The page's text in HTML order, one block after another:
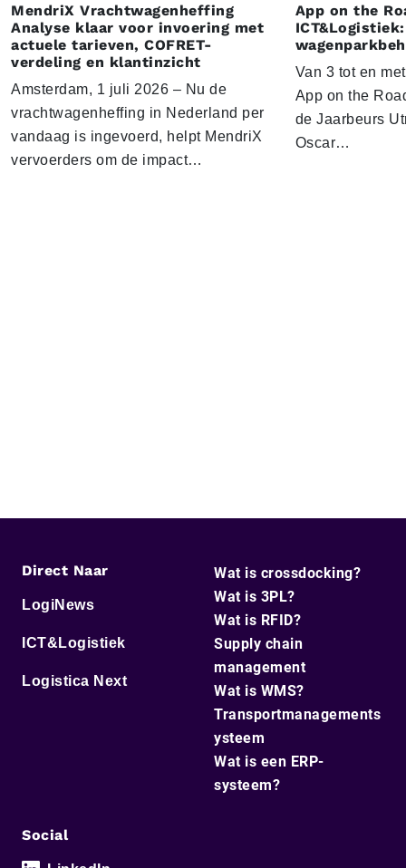
MendriX Vrachtwagenheffing
Analyse klaar voor invoering met
actuele tarieven, COFRET-
verdeling en klantinzicht
Amsterdam, 1 juli 2026 – Nu de
vrachtwagenheffing in Nederland per
vandaag is ingevoerd, helpt MendriX
vervoerders om de impact…
App on the
Van 3 tot en
App on the
de Jaarbeurs
Oscar…
Direct Naar
LogiNews
ICT&Logistiek
Logistica Next
Wat is crossdocking?
Wat is 3PL?
Wat is RFID?
Supply chain
management
Wat is WMS?
Transportmanagements
ysteem
Wat is een ERP-
systeem?
Social